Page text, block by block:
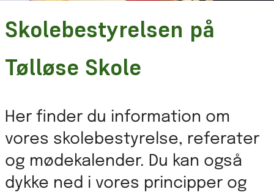
Skolebestyrelsen på
Tølløse Skole
Her finder du information om
vores skolebestyrelse, referater
og mødekalender. Du kan også
dykke ned i vores principper og